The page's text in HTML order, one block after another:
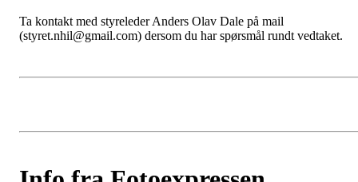
Ta kontakt med styreleder Anders Olav Dale på mail
(styret.nhil@gmail.com) dersom du har spørsmål rundt vedtaket.